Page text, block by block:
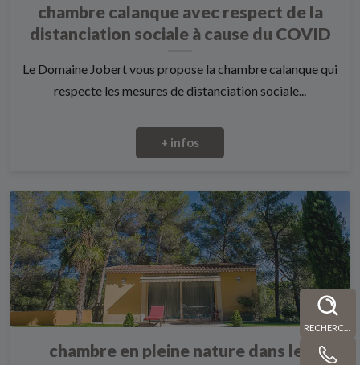
chambre calanque avec respect de la
distanciation sociale à cause du COVID
Le Domaine Jobert vous propose la chambre calanque qui
respecte les mesures de distanciation sociale...
+ infos
chambre en pleine nature dans les